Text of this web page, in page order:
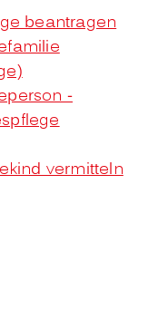
beantragen
-
vermitteln